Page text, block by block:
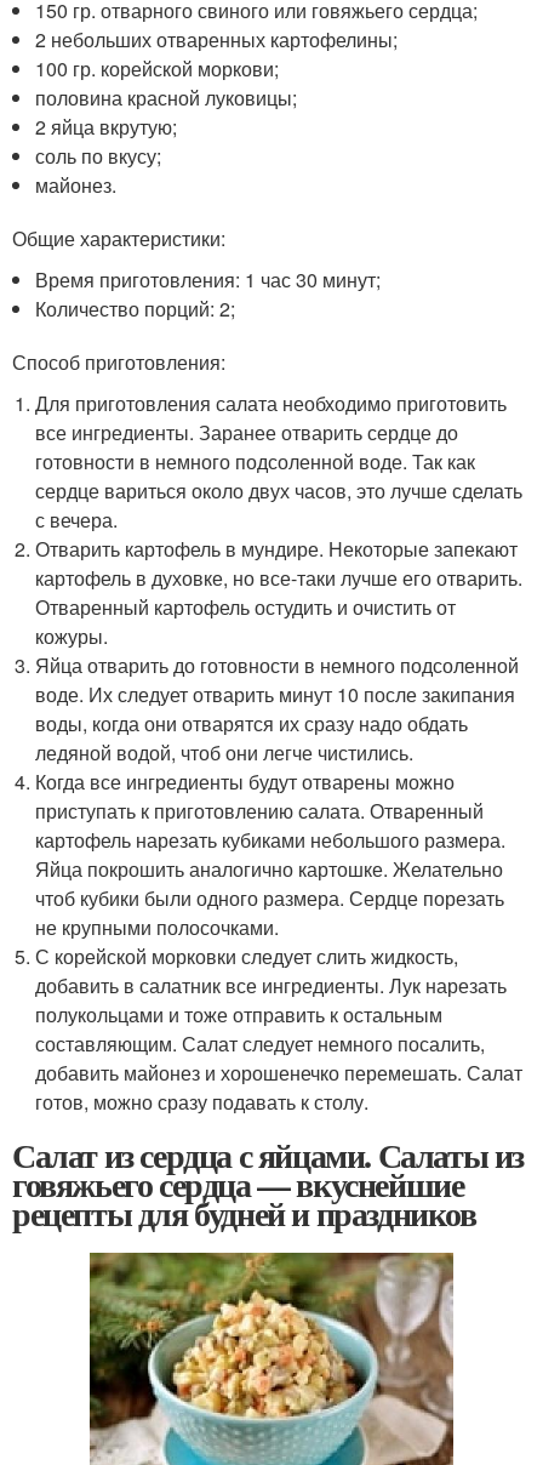
150 гр. отварного свиного или говяжьего сердца;
2 небольших отваренных картофелины;
100 гр. корейской моркови;
половина красной луковицы;
2 яйца вкрутую;
соль по вкусу;
майонез.
Общие характеристики:
Время приготовления: 1 час 30 минут;
Количество порций: 2;
Способ приготовления:
Для приготовления салата необходимо приготовить
все ингредиенты. Заранее отварить сердце до
готовности в немного подсоленной воде. Так как
сердце вариться около двух часов, это лучше сделать
с вечера.
Отварить картофель в мундире. Некоторые запекают
картофель в духовке, но все-таки лучше его отварить.
Отваренный картофель остудить и очистить от
кожуры.
Яйца отварить до готовности в немного подсоленной
воде. Их следует отварить минут 10 после закипания
воды, когда они отварятся их сразу надо обдать
ледяной водой, чтоб они легче чистились.
Когда все ингредиенты будут отварены можно
приступать к приготовлению салата. Отваренный
картофель нарезать кубиками небольшого размера.
Яйца покрошить аналогично картошке. Желательно
чтоб кубики были одного размера. Сердце порезать
не крупными полосочками.
С корейской морковки следует слить жидкость,
добавить в салатник все ингредиенты. Лук нарезать
полукольцами и тоже отправить к остальным
составляющим. Салат следует немного посалить,
добавить майонез и хорошенечко перемешать. Салат
готов, можно сразу подавать к столу.
Салат из сердца с яйцами. Салаты из
говяжьего сердца — вкуснейшие
рецепты для будней и праздников